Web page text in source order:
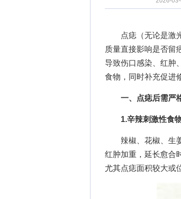
点痣（无论是激
质量直接影响是否留
导致伤口感染、红肿
食物，同时补充促进
一、点痣后需严
1.辛辣刺激性食
辣椒、花椒、生姜
红肿加重，延长愈合
尤其点痣面积较大或